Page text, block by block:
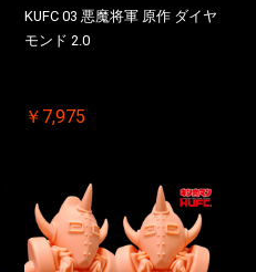
KUFC 03 悪魔将軍 原作 ダイヤ
モンド 2.0
￥7,975